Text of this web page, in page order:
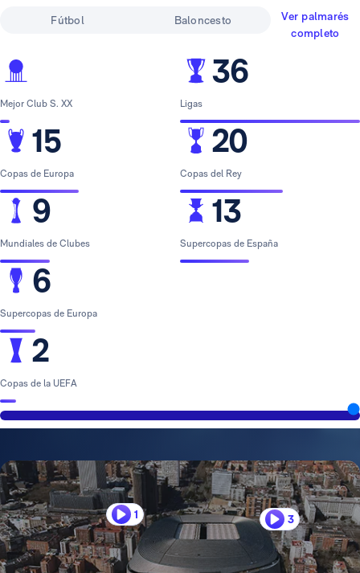
Fútbol Baloncesto
Ver palmarés
completo
Mejor Club S. XX
15
Copas de Europa
9
Mundiales de Clubes
6
Supercopas de Europa
2
Copas de la UEFA
36
Ligas
20
Copas del Rey
13
Supercopas de España
1 3